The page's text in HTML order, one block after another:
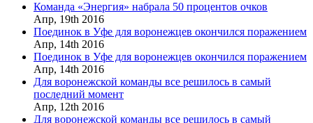
Команда «Энергия» набрала 50 процентов очков
Апр, 19th 2016
Поединок в Уфе для воронежцев окончился поражением
Апр, 14th 2016
Поединок в Уфе для воронежцев окончился поражением
Апр, 14th 2016
Для воронежской команды все решилось в самый
последний момент
Апр, 12th 2016
Для воронежской команды все решилось в самый